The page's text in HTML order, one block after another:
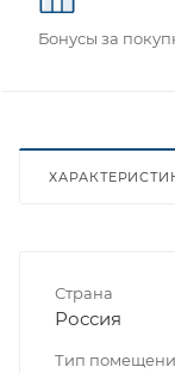
Бонусы за
Страна
Россия
Тип